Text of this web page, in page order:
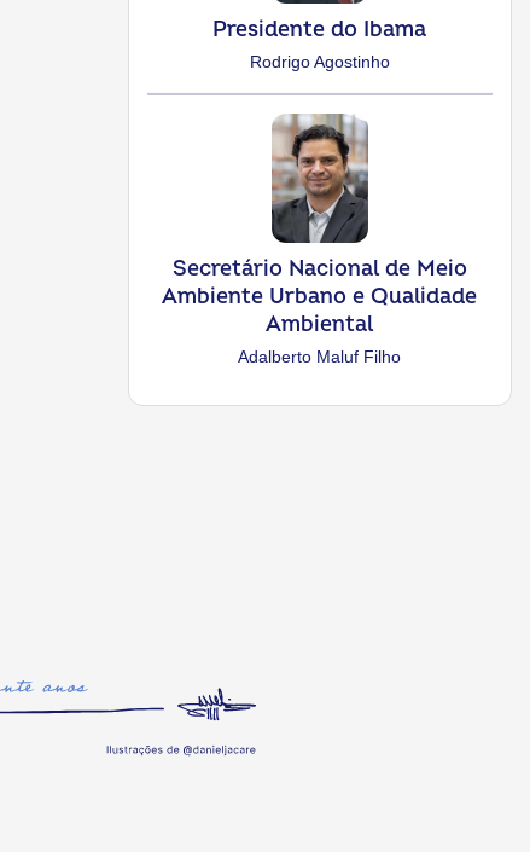
Presidente do Ibama
Rodrigo Agostinho
Secretário Nacional de Meio
Ambiente Urbano e Qualidade
Ambiental
Adalberto Maluf Filho